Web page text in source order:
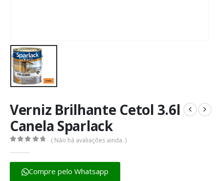
Verniz Brilhante Cetol 3.6l
Canela Sparlack
( Não há avaliações ainda. )
Compre pelo Whatsapp